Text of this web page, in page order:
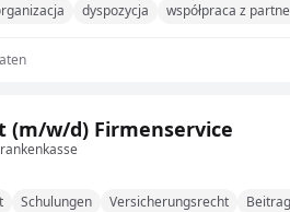
dyspozycja współpraca z
(m/w/d) Firmenservice
Schulungen Versicherungsrecht